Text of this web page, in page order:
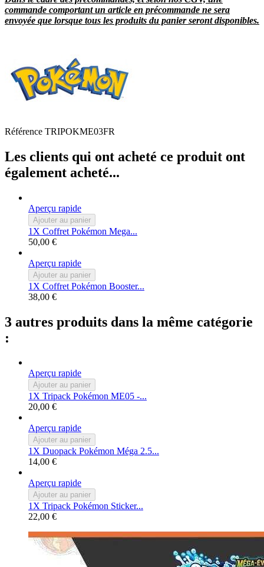
commande comportant un article en précommande ne sera
envoyée que lorsque tous les produits du panier seront disponibles.
Référence TRIPOKME03FR
Les clients qui ont acheté ce produit ont
également acheté...
Aperçu rapide
Ajouter au panier
1X Coffret Pokémon Mega...
50,00 €
Aperçu rapide
Ajouter au panier
1X Coffret Pokémon Booster...
38,00 €
3 autres produits dans la même catégorie
:
Aperçu rapide
Ajouter au panier
1X Tripack Pokémon ME05 -...
20,00 €
Aperçu rapide
Ajouter au panier
1X Duopack Pokémon Méga 2.5...
14,00 €
Aperçu rapide
Ajouter au panier
1X Tripack Pokémon Sticker...
22,00 €